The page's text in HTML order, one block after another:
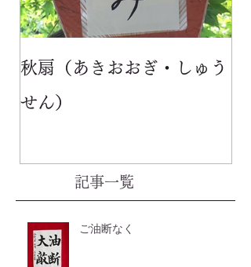
秋扇（あきおおぎ・しゅう
せん）
記事一覧
ご油断なく